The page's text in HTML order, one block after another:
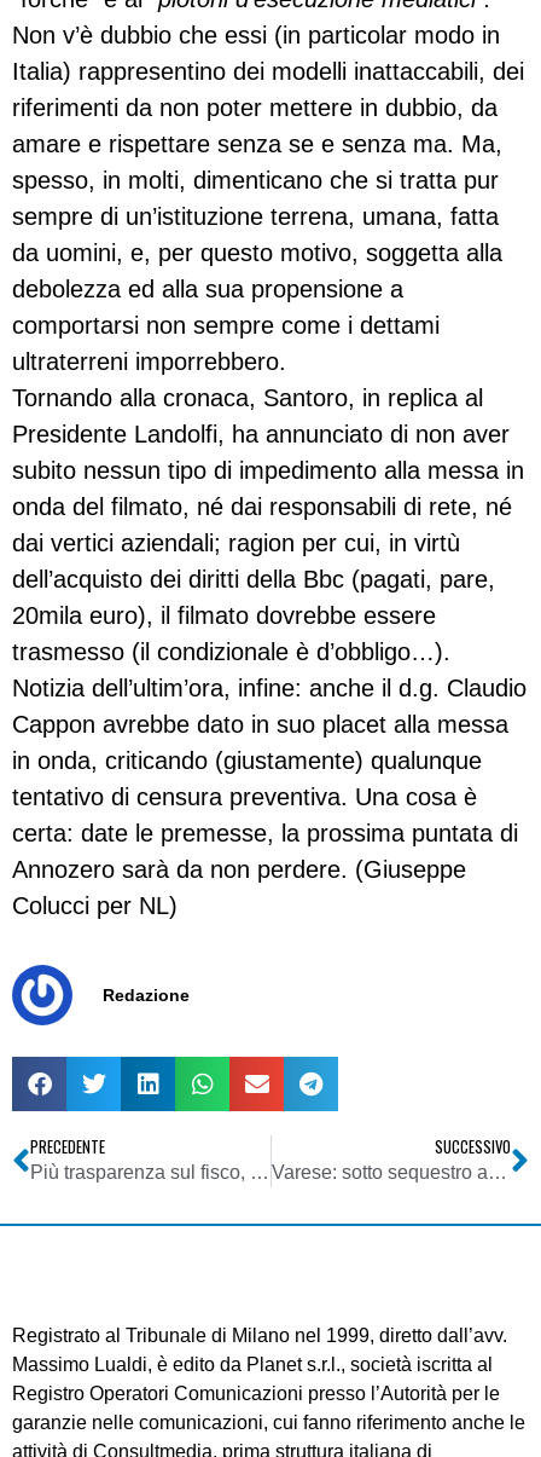
Non v’è dubbio che essi (in particolar modo in
Italia) rappresentino dei modelli inattaccabili, dei
riferimenti da non poter mettere in dubbio, da
amare e rispettare senza se e senza ma. Ma,
spesso, in molti, dimenticano che si tratta pur
sempre di un’istituzione terrena, umana, fatta
da uomini, e, per questo motivo, soggetta alla
debolezza ed alla sua propensione a
comportarsi non sempre come i dettami
ultraterreni imporrebbero.
Tornando alla cronaca, Santoro, in replica al
Presidente Landolfi, ha annunciato di non aver
subito nessun tipo di impedimento alla messa in
onda del filmato, né dai responsabili di rete, né
dai vertici aziendali; ragion per cui, in virtù
dell’acquisto dei diritti della Bbc (pagati, pare,
20mila euro), il filmato dovrebbe essere
trasmesso (il condizionale è d’obbligo…).
Notizia dell’ultim’ora, infine: anche il d.g. Claudio
Cappon avrebbe dato in suo placet alla messa
in onda, criticando (giustamente) qualunque
tentativo di censura preventiva. Una cosa è
certa: date le premesse, la prossima puntata di
Annozero sarà da non perdere. (Giuseppe
Colucci per NL)
Redazione
PRECEDENTE
Più trasparenza sul fisco, online i dati sulle dichiarazioni dei redditi
SUCCESSIVO
Varese: sotto sequestro alcuni tralicci per radiodiffusione
Registrato al Tribunale di Milano nel 1999, diretto dall’avv.
Massimo Lualdi, è edito da Planet s.r.l., società iscritta al
Registro Operatori Comunicazioni presso l’Autorità per le
garanzie nelle comunicazioni, cui fanno riferimento anche le
attività di Consultmedia, prima struttura italiana di